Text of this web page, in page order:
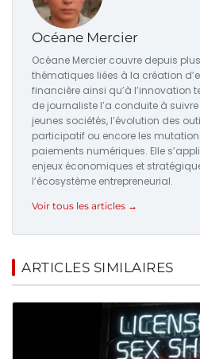
Océane Mercier
Océane Mercier couvre depuis
thématiques liées à la création
financière ainsi qu’à l’innovation
de journaliste l’a conduite à
jeunes sociétés, l’évolution des
participatif ou encore les
paiements numériques. Elle
enjeux économiques et
l’écosystème entrepreneurial.
Voir tous les articles →
ARTICLES SIMILAIRES